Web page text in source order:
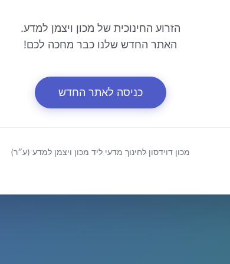
הזרוע החינוכית של מכון ויצמן למדע.
האתר החדש שלנו כבר מחכה לכם!
כניסה לאתר החדש
מכון דוידסון לחינוך מדעי ליד מכון ויצמן למדע (ע״ר)